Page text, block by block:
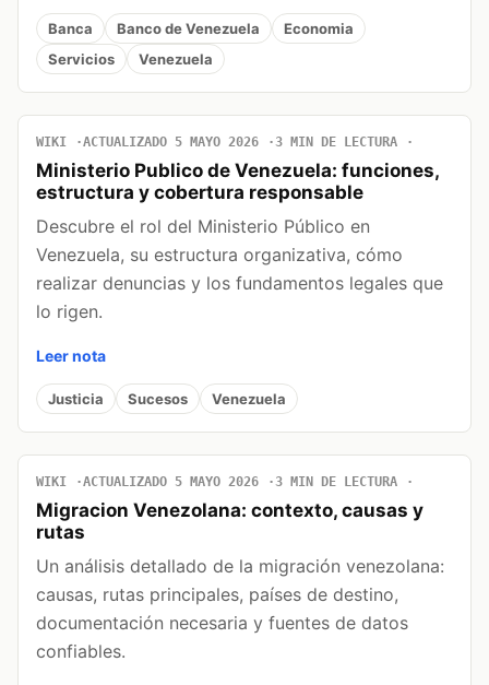
Banca Banco de Venezuela
Economia
Servicios
Venezuela
WIKI ACTUALIZADO 5 MAYO 2026 3 MIN DE LECTURA
Ministerio Publico de Venezuela: funciones,
estructura y cobertura responsable
Descubre el rol del Ministerio Público en
Venezuela, su estructura organizativa, cómo
realizar denuncias y los fundamentos legales que
lo rigen.
Leer nota
Justicia Sucesos Venezuela
WIKI ACTUALIZADO 5 MAYO 2026 3 MIN DE LECTURA
Migracion Venezolana: contexto, causas y
rutas
Un análisis detallado de la migración venezolana:
causas, rutas principales, países de destino,
documentación necesaria y fuentes de datos
confiables.